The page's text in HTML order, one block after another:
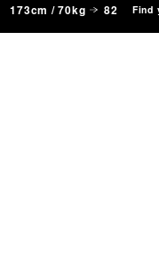
173cm / 70kg 82 Find